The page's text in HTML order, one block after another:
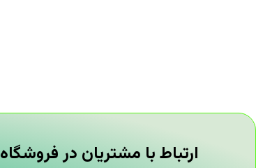
ارتباط با مشتریان در فروشگاه